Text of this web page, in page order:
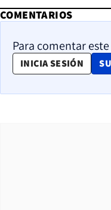
COMENTARIOS
Para comentar
INICIA SESIÓN